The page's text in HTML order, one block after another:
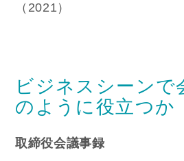
（2021）
ビジネスシーンで
のように役立つか
取締役会議事録